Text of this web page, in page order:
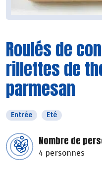
Roulés de
rillettes de
parmesan
Entrée Eté
Nombre de
4 personnes